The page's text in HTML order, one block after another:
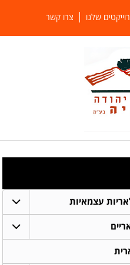
שלנו צרו קשר
עצמאיות